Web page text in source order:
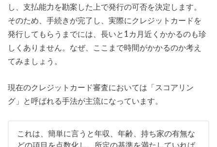
し、支払能力を勘案した上で発行の可否を決定します。
そのため、手続きが完了し、実際にクレジットカードを
発行してもらうまでには、長いと1カ月近くかかるのも珍
しくありません。なぜ、ここまで時間がかかるのか考え
てみましょう。
現在のクレジットカード審査においては「スコアリン
グ」と呼ばれる手法が主流になっています。
これは、簡単に言うと年収、年齢、持ち家の有無な
どの項目を点数化し、所定の基準を満たしていれば